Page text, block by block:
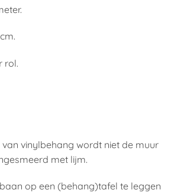
rol.
vinylbehang wordt niet de muur
met lijm.
op een (behang)tafel te leggen